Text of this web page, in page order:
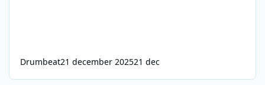
Drumbeat21 december 202521 dec